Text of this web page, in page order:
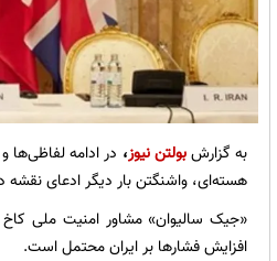
به گزارشبولتن نیوز، در ادامه
هسته‌ای، واشنگتن بار دیگر ادعای
«جیک سالیوان» مشاور امنیت ملی
افزایش فشارها بر ایران محتمل است.